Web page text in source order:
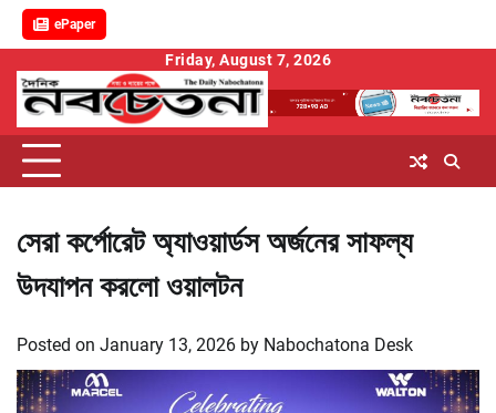
ePaper
content
Friday, August 7, 2026
সেরা কর্পোরেট অ্যাওয়ার্ডস অর্জনের সাফল্য
উদযাপন করলো ওয়ালটন
Posted on January 13, 2026 by Nabochatona Desk